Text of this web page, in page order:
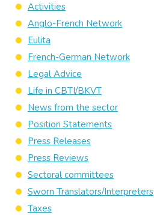
Activities
Anglo-French Network
Eulita
French-German Network
Legal Advice
Life in CBTI/BKVT
News from the sector
Position Statements
Press Releases
Press Reviews
Sectoral committees
Sworn Translators/Interpreters
Taxes